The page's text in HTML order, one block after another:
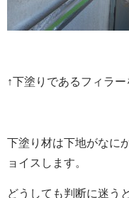
↑下塗りであるフィラ
下塗り材は下地がなに
ョイスします。
どうしても判断に迷う